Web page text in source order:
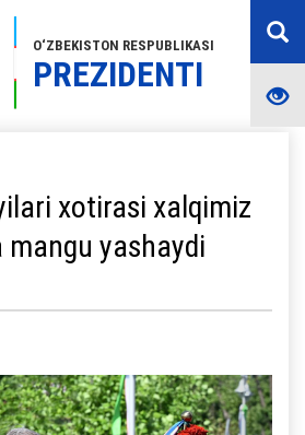
O‘ZBEKISTON RESPUBLIKASI
PREZIDENTI
xotirasi xalqimiz
mangu yashaydi